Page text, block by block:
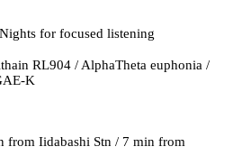
Nights for focused listening
RL904 / AlphaTheta euphonia /
K
from Iidabashi Stn / 7 min from